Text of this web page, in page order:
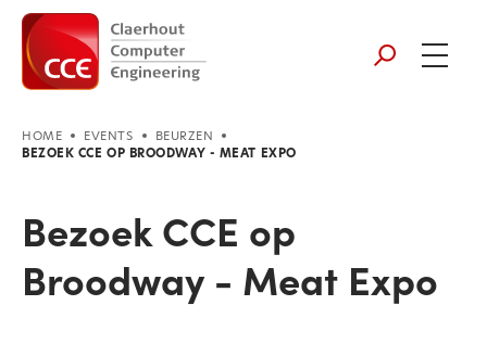
HOME EVENTS
BEURZEN
BEZOEK CCE OP BROODWAY - MEAT EXPO
Bezoek CCE op
Broodway - Meat Expo